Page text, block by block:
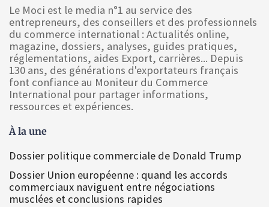
Le Moci est le media n°1 au service des
entrepreneurs, des conseillers et des professionnels
du commerce international : Actualités online,
magazine, dossiers, analyses, guides pratiques,
réglementations, aides Export, carrières... Depuis
130 ans, des générations d'exportateurs français
font confiance au Moniteur du Commerce
International pour partager informations,
ressources et expériences.
À la une
Dossier politique commerciale de Donald Trump
Dossier Union européenne : quand les accords
commerciaux naviguent entre négociations
musclées et conclusions rapides